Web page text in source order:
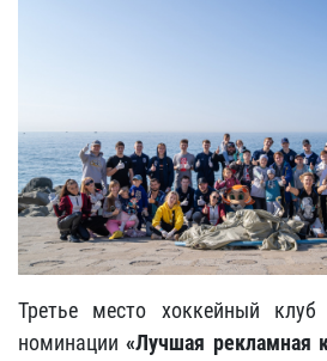
Третье место хоккейный
номинации«Лучшая рекламная